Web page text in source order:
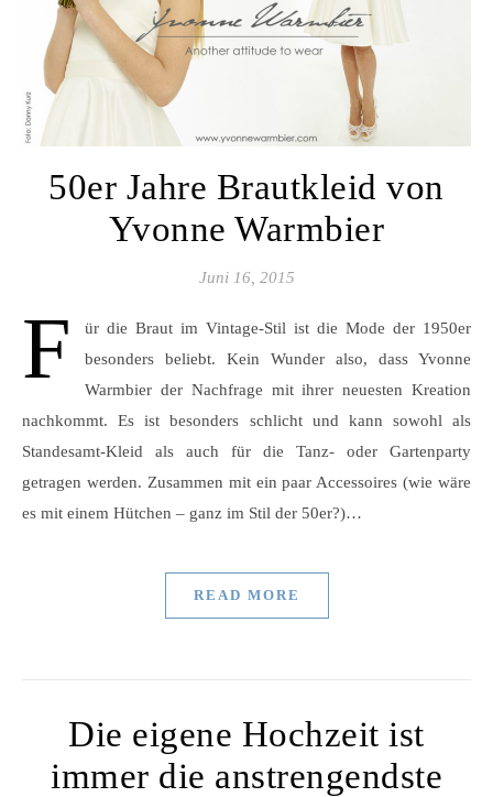
50er Jahre Brautkleid von
Yvonne Warmbier
Juni 16, 2015
F
ür die Braut im Vintage-Stil ist die Mode der 1950er
besonders beliebt. Kein Wunder also, dass Yvonne
Warmbier der Nachfrage mit ihrer neuesten Kreation
nachkommt. Es ist besonders schlicht und kann sowohl als
Standesamt-Kleid als auch für die Tanz- oder Gartenparty
getragen werden. Zusammen mit ein paar Accessoires (wie wäre
es mit einem Hütchen – ganz im Stil der 50er?)…
READ MORE
Die eigene Hochzeit ist
immer die anstrengendste